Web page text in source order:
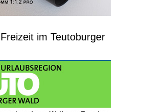
im Teutoburger